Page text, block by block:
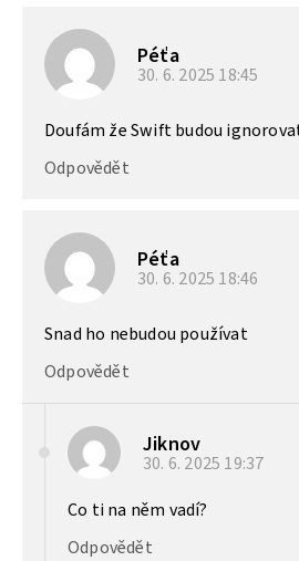
Péťa
30. 6. 2025 18:45
Doufám že Swift budou
Odpovědět
Péťa
30. 6. 2025 18:46
Snad ho nebudou používat
Odpovědět
Jiknov
30. 6. 2025 19:37
Co ti na něm vadí?
Odpovědět